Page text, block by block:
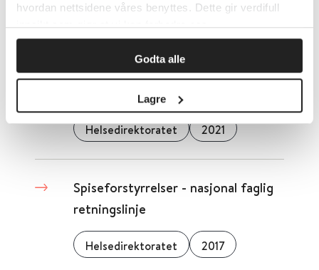
hvordan nettsidene våres benyttes. Dette gir verdifull
innsikt som gjør at vi kan forbedre oss.
Godta alle
Lagre
Helsedirektoratet 2022
Spedbarnsernæring - nasjonal
faglig retningslinje
Helsedirektoratet 2021
Spiseforstyrrelser - nasjonal faglig
retningslinje
Helsedirektoratet 2017